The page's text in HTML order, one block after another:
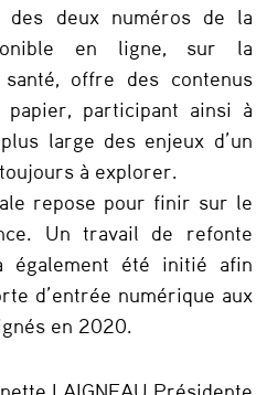
des deux numéros de la
en ligne, sur la
offre des contenus
participant ainsi à
large des enjeux d’un
à explorer.
repose pour finir sur le
Un travail de refonte
également été initié afin
d’entrée numérique aux
en 2020.
LAIGNEAU Présidente